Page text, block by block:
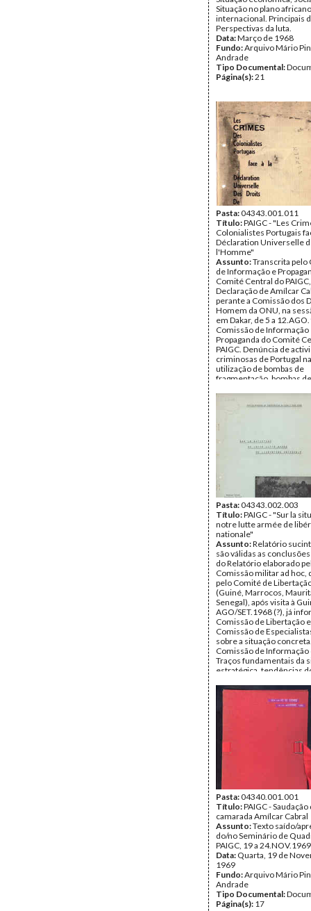
Situação no plano
internacional. Principais
Perspectivas da luta.
Data:Março de 1968
Fundo:Arquivo Mário
Andrade
Tipo Documental:
Página(s):21
Pasta:04343.001.011
Título:PAIGC - "Les
Colonialistes Portugais
Déclaration Universelle
l'Homme"
Assunto:Transcrita pelo
de Informação e
Comité Central do
Declaração de Amílcar
perante a Comissão dos
Homem da ONU, na
em Dakar, de 5 a
Comissão de Informação
Propaganda do Comité
PAIGC. Denúncia de
criminosas de Portugal
utilização de bombas de
fragmentação, bombas
início próximo, com
utilização de
Data:
Andrade
Tipo Documental:
Pasta:04343.002.003
Título:PAIGC - "Sur la
notre lutte armée de
nationale"
Assunto:Relatório
são válidas as
do Relatório elaborado
Comissão militar ad hoc,
pelo Comité de
(Guiné, Marrocos,
Senegal), após visita à
AGO/SET.1968 (?), já
Comissão de Libertação
Comissão de
sobre a situação
Comissão de Informação
Traços fundamentais da
estratégica, tendências
e da do inimigo e balanço
ao momento. Situação
política.Situação militar.
inimigo. Actividade do
Principais necessidades.
primeiros cinco meses
Data:
Arquivo Mário
Tipo Documental:
Página(s):14
Pasta:04340.001.001
Título:PAIGC - Saudação
camarada Amílcar Cabral
Assunto:Texto saído/
do/no Seminário de
PAIGC, 19 a
Data: Quarta, 19 de
1969
Fundo:Arquivo Mário
Andrade
Tipo Documental:
Página(s): 17